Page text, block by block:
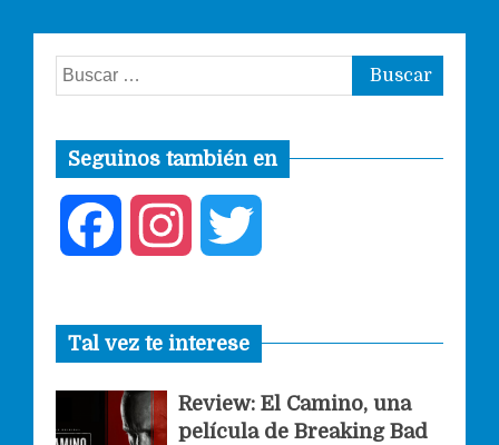
Buscar:
Seguinos también en
c
e
s
t
i
t
Tal vez te interese
Review: El Camino, una
película de Breaking Bad